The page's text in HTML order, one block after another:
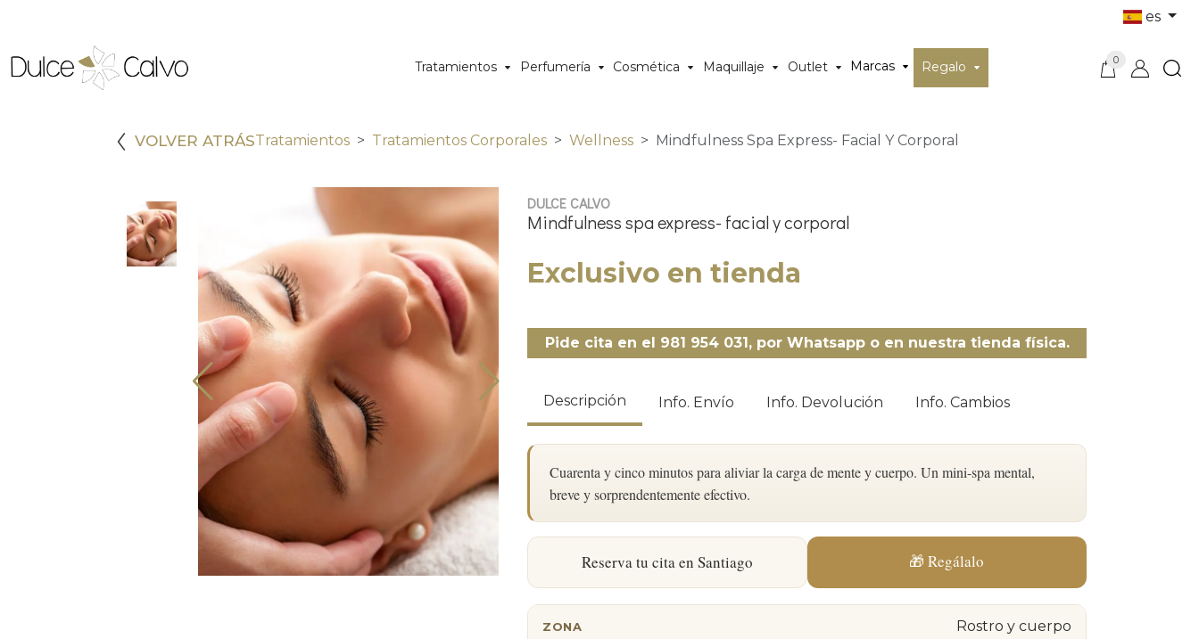
es
Tratamientos Perfumería Cosmética Maquillaje Outlet Marcas Regalo 0
VOLVER ATRÁSTratamientos Tratamientos Corporales Wellness Mindfulness Spa Express- Facial Y Corporal
DULCE CALVO
Mindfulness spa express- facial y corporal
Exclusivo en tienda
Pide cita en el 981 954 031, por Whatsapp o en nuestra tienda física.
Descripción Info. Envío Info. Devolución Info. Cambios
Cuarenta y cinco minutos para aliviar la carga de mente y cuerpo. Un mini-spa mental,
breve y sorprendentemente efectivo.
Reserva tu cita en Santiago 🎁 Regálalo
ZONA Rostro y cuerpo